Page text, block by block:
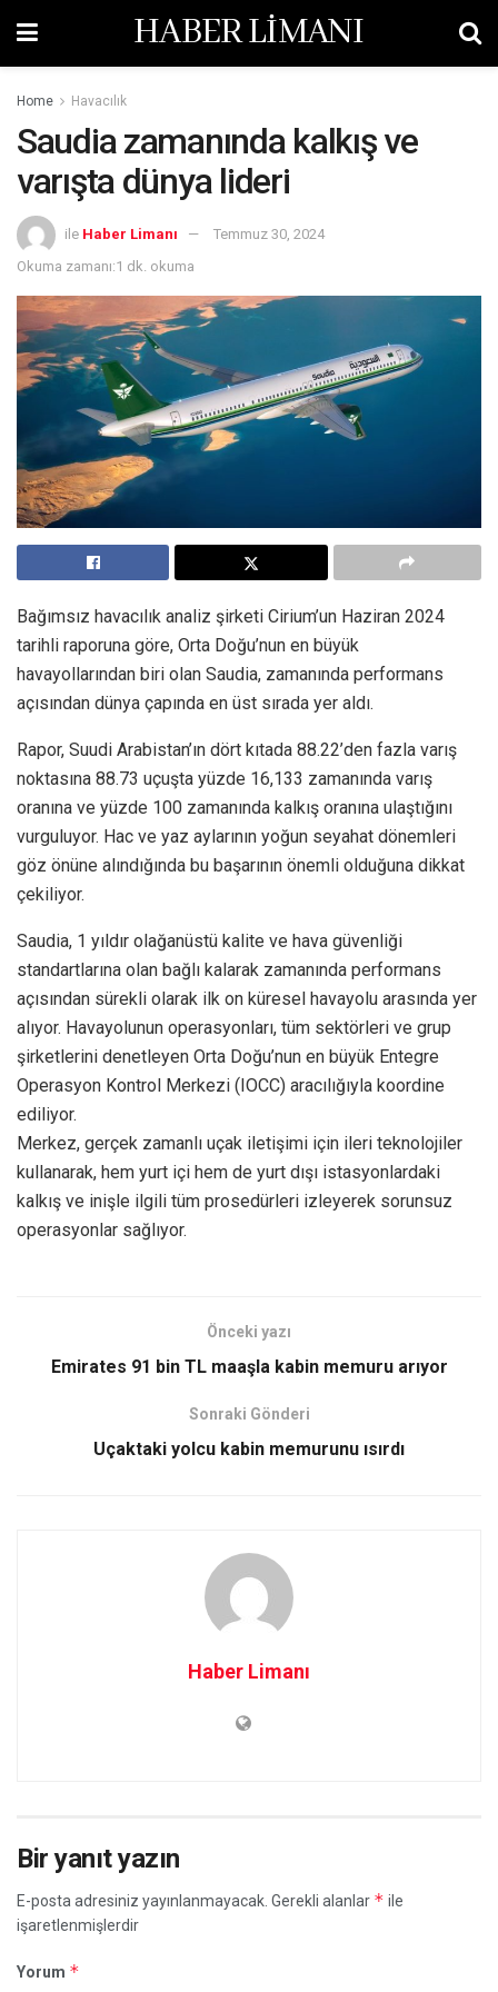
HABER LİMANI
Home Havacılık
Saudia zamanında kalkış ve
varışta dünya lideri
ile Haber Limanı
Temmuz 30, 2024
Okuma zamanı:1 dk. okuma
Bağımsız havacılık analiz şirketi Cirium’un Haziran 2024
tarihli raporuna göre, Orta Doğu’nun en büyük
havayollarından biri olan Saudia, zamanında performans
açısından dünya çapında en üst sırada yer aldı.
Rapor, Suudi Arabistan’ın dört kıtada 88.22’den fazla varış
noktasına 88.73 uçuşta yüzde 16,133 zamanında varış
oranına ve yüzde 100 zamanında kalkış oranına ulaştığını
vurguluyor. Hac ve yaz aylarının yoğun seyahat dönemleri
göz önüne alındığında bu başarının önemli olduğuna dikkat
çekiliyor.
Saudia, 1 yıldır olağanüstü kalite ve hava güvenliği
standartlarına olan bağlı kalarak zamanında performans
açısından sürekli olarak ilk on küresel havayolu arasında yer
alıyor. Havayolunun operasyonları, tüm sektörleri ve grup
şirketlerini denetleyen Orta Doğu’nun en büyük Entegre
Operasyon Kontrol Merkezi (IOCC) aracılığıyla koordine
ediliyor.
Merkez, gerçek zamanlı uçak iletişimi için ileri teknolojiler
kullanarak, hem yurt içi hem de yurt dışı istasyonlardaki
kalkış ve inişle ilgili tüm prosedürleri izleyerek sorunsuz
operasyonlar sağlıyor.
Önceki yazı
Emirates 91 bin TL maaşla kabin memuru arıyor
Sonraki Gönderi
Uçaktaki yolcu kabin memurunu ısırdı
Haber Limanı
Bir yanıt yazın
E-posta adresiniz yayınlanmayacak. Gerekli alanlar * ile
işaretlenmişlerdir
Yorum *